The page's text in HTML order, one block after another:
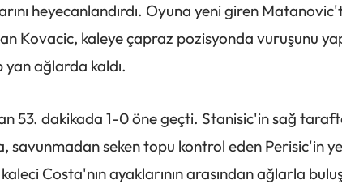
heyecanlandırdı. Oyuna yeni giren
Kovacic, kaleye çapraz pozisyonda vuruşunu
yan ağlarda kaldı.
53. dakikada 1-0 öne geçti. Stanisic'in sağ
savunmadan seken topu kontrol eden Perisic'in
Costa'nın ayaklarının arasından ağlarla